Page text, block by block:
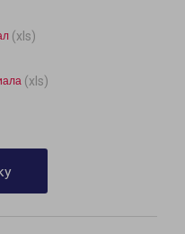
(xls)
(xls)